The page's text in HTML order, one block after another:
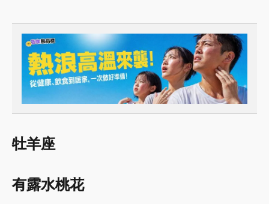
牡羊座
有露水桃花